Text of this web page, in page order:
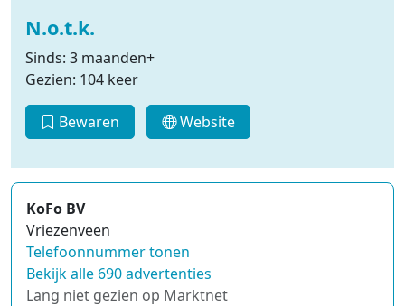
N.o.t.k.
Sinds: 3 maanden+
Gezien: 104 keer
Bewaren Website
KoFo BV
Vriezenveen
Telefoonnummer tonen
Bekijk alle 690 advertenties
Lang niet gezien op Marktnet